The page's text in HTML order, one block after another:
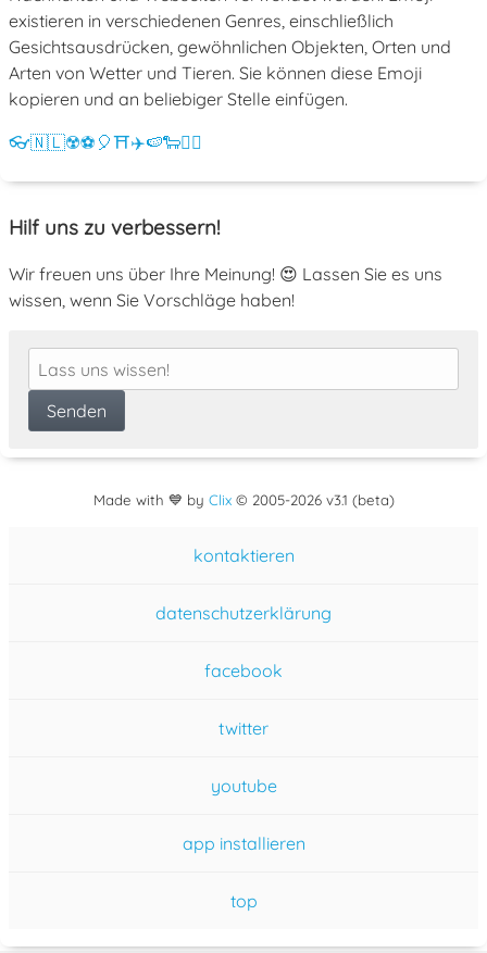
existieren in verschiedenen Genres, einschließlich
Gesichtsausdrücken, gewöhnlichen Objekten, Orten und
Arten von Wetter und Tieren. Sie können diese Emoji
kopieren und an beliebiger Stelle einfügen.
👓🇳🇱☢️⚽ 🎈⛩️✈️🍉🐑💁‍♀️
Hilf uns zu verbessern!
Wir freuen uns über Ihre Meinung! 😍 Lassen Sie es uns
wissen, wenn Sie Vorschläge haben!
Made with 💙 by Clix© 2005-2026 v3.1 (beta)
kontaktieren
datenschutzerklärung
facebook
twitter
youtube
app installieren
top